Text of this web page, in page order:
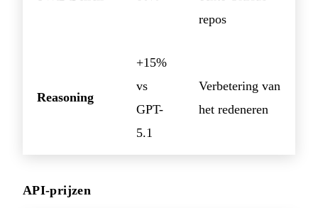
repos
Reasoning
+15%
vs
GPT-
5.1
Verbetering van
het redeneren
API-prijzen